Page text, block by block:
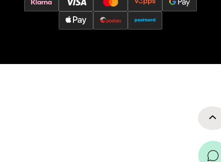
Oslo - Thon Senter Storo
Vitaminveien 7 - 9, 0485 Oslo